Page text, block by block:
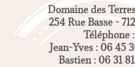
Domaine des
254 Rue Basse -
Téléphone :
Jean-Yves : 06 45
Bastien : 06 31